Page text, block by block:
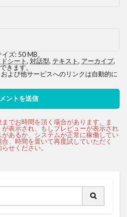
ズ: 50 MB。
シート, 対話型, テキスト, アーカイブ,
きます。
よび他サービスへのリンクは自動的に